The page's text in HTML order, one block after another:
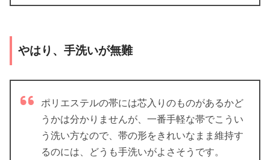
やはり、手洗いが無難
ポリエステルの帯には芯入りのものがあるかど
うかは分かりませんが、一番手軽な帯でこうい
う洗い方なので、帯の形をきれいなまま維持す
るのには、どうも手洗いがよさそうです。